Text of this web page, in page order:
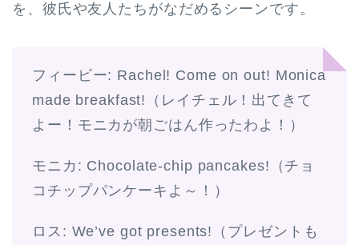
を、彼氏や友人たちがなだめるシーンです。
フィービー: Rachel! Come on out! Monica
made breakfast!（レイチェル！出てきて
よー！モニカが朝ごはん作ったわよ！）
モニカ: Chocolate-chip pancakes!（チョ
コチップパンケーキよ～！）
ロス: We’ve got presents!（プレゼントも